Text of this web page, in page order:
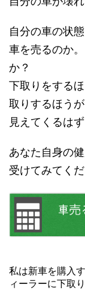
自分の車の状
車を売るのか
か？
下取りをする
取りするほう
見えてくるはず
あなた自身の
受けてみてくだ
私は新車を購入
ィーラーに下取